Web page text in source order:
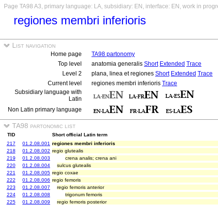
Page TA98 A3, primary language: LA, subsidiary: EN, interface: EN, work in
regiones membri inferioris
List navigation
Home page
TA98 partonomy
Top level
anatomia generalis Short Extended Trace
Level 2
plana, linea et regiones Short Extended Trace
Current level
regiones membri inferioris Trace
Subsidiary language with
Latin
Non Latin primary language
TA98 partonomic list
TID
Short official Latin term
217
01.2.08.001 regiones membri inferioris
218
01.2.08.002 regio glutealis
219
01.2.08.003
crena analis; crena ani
220
01.2.08.004
sulcus glutealis
221
01.2.08.005 regio coxae
222
01.2.08.006 regio femoris
223
01.2.08.007
regio femoris anterior
224
01.2.08.008
trigonum femoris
225
01.2.08.009
regio femoris posterior